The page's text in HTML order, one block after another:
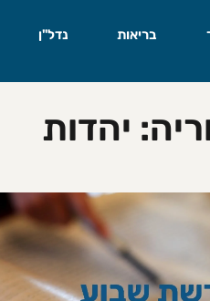
בריאות נדל"ן
יהדות